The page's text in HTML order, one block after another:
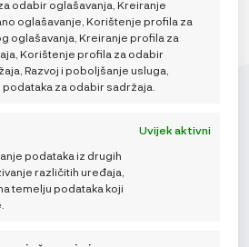
odabir oglašavanja, Kreiranje
oglašavanje, Korištenje profila za
oglašavanja, Kreiranje profila za
Korištenje profila za odabir
Razvoj i poboljšanje usluga,
za odabir sadržaja.
Uvijek aktivni
podataka iz drugih
različitih uređaja,
temelju podataka koji